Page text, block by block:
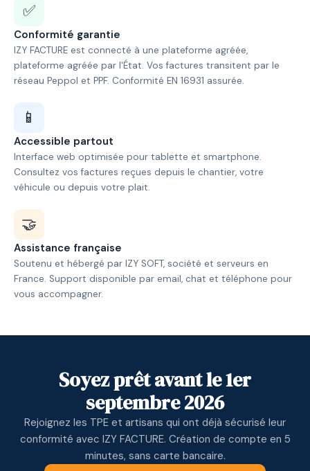
✅
Conformité garantie
IZY FACTURE est connecté à une plateforme agréée,
plateforme agréée par l'État. Vos factures transitent par le
réseau Peppol et PPF. Conformité EN 16931 assurée.
📱
Accessible partout
Interface web optimisée pour tablette et smartphone.
Consultez vos factures reçues depuis le chantier, votre
véhicule ou depuis votre plait.
🤝
Assistance française
Soutenu et hébergé par IZY SOFT, société et serveurs en
France. Support disponible par email, chat et téléphone pour
vous accompagner.
Soyez prêt avant le 1er
septembre 2026
Rejoignez les TPE et artisans qui ont déjà sécurisé leur
conformité avec IZY FACTURE. Création de compte en 5
minutes, sans carte bancaire.